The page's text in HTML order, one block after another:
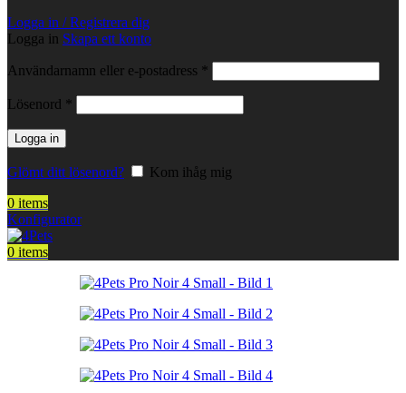
Logga in / Registrera dig
Logga in Skapa ett konto
Användarnamn eller e-postadress *
Lösenord *
Logga in
Glömt ditt lösenord?
Kom ihåg mig
0 items
Konfigurator
0 items